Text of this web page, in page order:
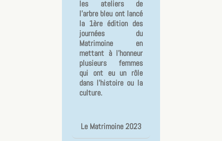
les ateliers de
l'arbre bleu ont lancé
la 1ère édition des
journées du
Matrimoine en
mettant à l'honneur
plusieurs femmes
qui ont eu un rôle
dans l'histoire ou la
culture.
Le Matrimoine 2023